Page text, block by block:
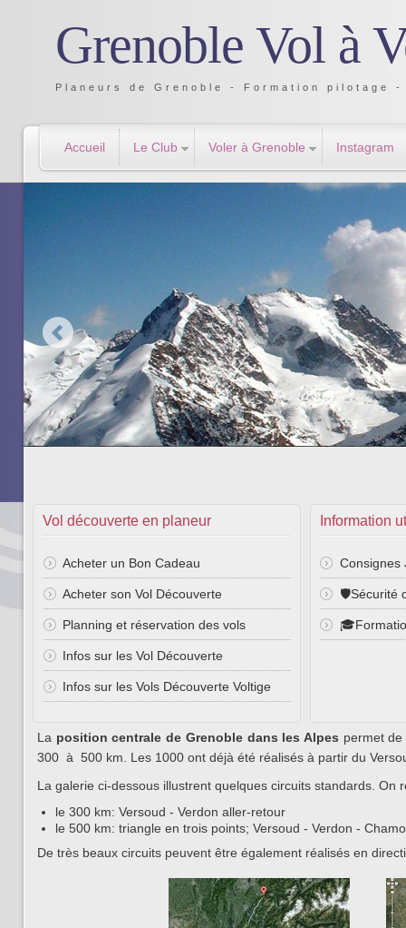
Grenoble Vol à
Planeurs de Grenoble - Formation
Accueil Le Club Voler à Grenoble Instagram
Vol découverte en planeur
Acheter un Bon Cadeau
Acheter son Vol Découverte
Planning et réservation des vols
Infos sur les Vol Découverte
Infos sur les Vols Découverte Voltige
Information
Consignes
🛡️Sécurité
La position centrale de Grenoble dans les Alpes permet
300 à 500 km. Les 1000 ont déjà été réalisés à partir du
La galerie ci-dessous illustrent quelques circuits standards. On
le 300 km: Versoud - Verdon aller-retour
le 500 km: triangle en trois points; Versoud - Verdon -
De très beaux circuits peuvent être également réalisés en